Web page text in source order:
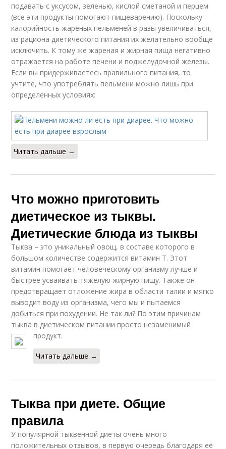
подавать с уксусом, зеленью, кислой сметаной и перцем
(все эти продукты помогают пищеварению). Поскольку
калорийность жареных пельменей в разы увеличиваться,
из рациона диетического питания их желательно вообще
исключить. К тому же жареная и жирная пища негативно
отражается на работе печени и поджелудочной железы.
Если вы придерживаетесь правильного питания, то
учтите, что употреблять пельмени можно лишь при
определенных условиях:
Читать дальше →
Что можно приготовить
диетическое из тыквы.
Диетические блюда из тыквы
Тыква – это уникальный овощ, в составе которого в
большом количестве содержится витамин Т. Этот
витамин помогает человеческому организму лучше и
быстрее усваивать тяжелую жирную пищу. Также он
предотвращает отложение жира в области талии и мягко
выводит воду из организма, чего мы и пытаемся
добиться при похудении. Не так ли? По этим причинам
тыква в диетическом питании просто незаменимый
продукт.
Читать дальше →
Тыква при диете. Общие
правила
У популярной тыквенной диеты очень много
положительных отзывов, в первую очередь благодаря её